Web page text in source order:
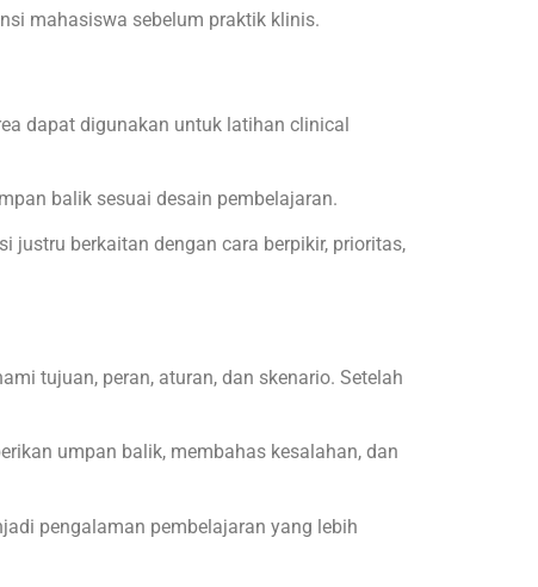
mahasiswa sebelum praktik klinis.
dapat digunakan untuk latihan clinical
balik sesuai desain pembelajaran.
justru berkaitan dengan cara berpikir, prioritas,
tujuan, peran, aturan, dan skenario. Setelah
umpan balik, membahas kesalahan, dan
pengalaman pembelajaran yang lebih